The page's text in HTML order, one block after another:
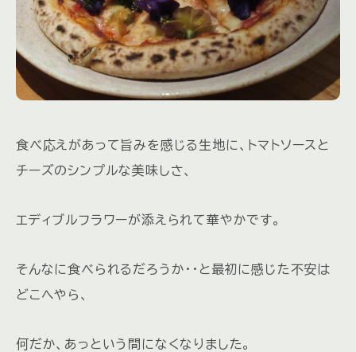
食べ応えがあって旨みを感じる生地に、トマトソースと
チーズのシンプルな美味しさ、
エディブルフラワーが添えられて華やかです。
そんなに食べられるだろうか・・と最初に感じた不安は
どこへやら、
何だか、あっという間になくなりました。